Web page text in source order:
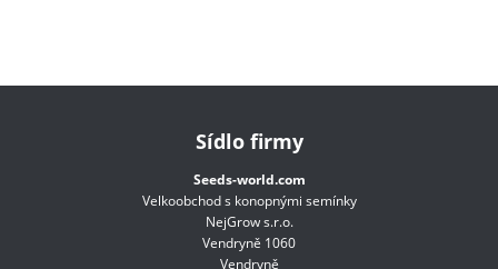
Sídlo firmy
Seeds-world.com
Velkoobchod s konopnými semínky
NejGrow s.r.o.
Vendryně 1060
Vendryně